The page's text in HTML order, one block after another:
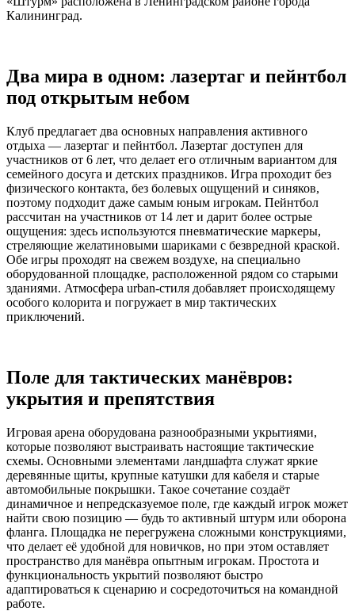
Калининград.
Два мира в одном: лазертаг и пейнтбол
под открытым небом
Клуб предлагает два основных направления активного
отдыха — лазертаг и пейнтбол. Лазертаг доступен для
участников от 6 лет, что делает его отличным вариантом для
семейного досуга и детских праздников. Игра проходит без
физического контакта, без болевых ощущений и синяков,
поэтому подходит даже самым юным игрокам. Пейнтбол
рассчитан на участников от 14 лет и дарит более острые
ощущения: здесь используются пневматические маркеры,
стреляющие желатиновыми шариками с безвредной краской.
Обе игры проходят на свежем воздухе, на специально
оборудованной площадке, расположенной рядом со старыми
зданиями. Атмосфера urban-стиля добавляет происходящему
особого колорита и погружает в мир тактических
приключений.
Поле для тактических манёвров:
укрытия и препятствия
Игровая арена оборудована разнообразными укрытиями,
которые позволяют выстраивать настоящие тактические
схемы. Основными элементами ландшафта служат яркие
деревянные щиты, крупные катушки для кабеля и старые
автомобильные покрышки. Такое сочетание создаёт
динамичное и непредсказуемое поле, где каждый игрок может
найти свою позицию — будь то активный штурм или оборона
фланга. Площадка не перегружена сложными конструкциями,
что делает её удобной для новичков, но при этом оставляет
пространство для манёвра опытным игрокам. Простота и
функциональность укрытий позволяют быстро
адаптироваться к сценарию и сосредоточиться на командной
работе.